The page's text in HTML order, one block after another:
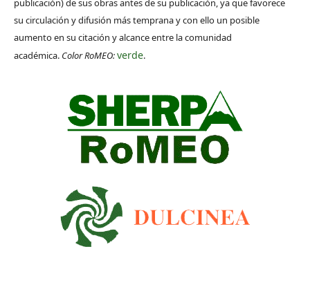
publicación) de sus obras antes de su publicación, ya que favorece
su circulación y difusión más temprana y con ello un posible
aumento en su citación y alcance entre la comunidad
académica. Color RoMEO:verde.